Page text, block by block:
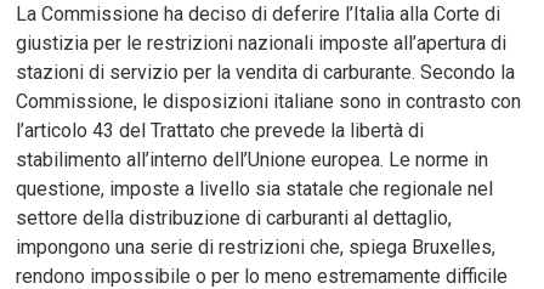
La Commissione ha deciso di deferire l’Italia alla Corte di
giustizia per le restrizioni nazionali imposte all’apertura di
stazioni di servizio per la vendita di carburante. Secondo la
Commissione, le disposizioni italiane sono in contrasto con
l’articolo 43 del Trattato che prevede la libertà di
stabilimento all’interno dell’Unione europea. Le norme in
questione, imposte a livello sia statale che regionale nel
settore della distribuzione di carburanti al dettaglio,
impongono una serie di restrizioni che, spiega Bruxelles,
rendono impossibile o per lo meno estremamente difficile